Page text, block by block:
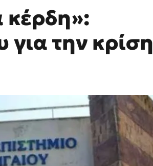
κέρδη»:
για την κρίση